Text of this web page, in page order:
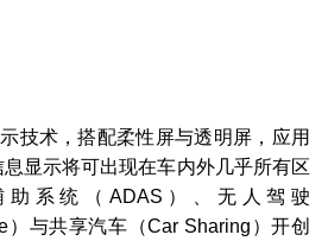
技术，搭配柔性屏与透明屏，应用
显示将可出现在车内外几乎所有区
系统（ADAS）、无人驾驶
）与共享汽车（Car Sharing）开创